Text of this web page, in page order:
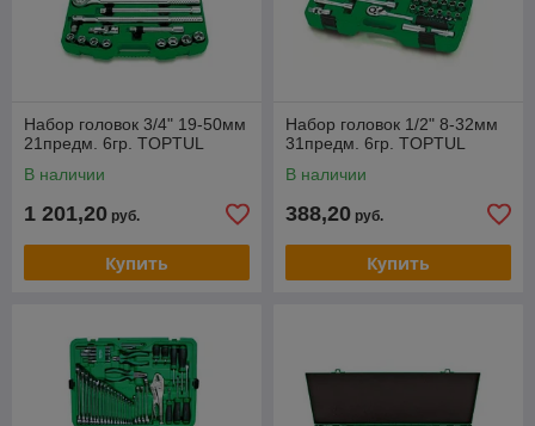
Набор головок 3/4" 19-50мм
21предм. 6гр. TOPTUL
В наличии
1 201,20 руб.
Купить
Набор головок 1/2" 8-32мм
31предм. 6гр. TOPTUL
В наличии
388,20 руб.
Купить